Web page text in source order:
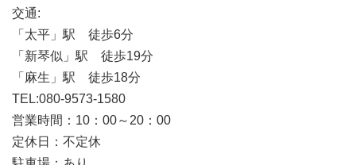
交通:
「太平」駅 徒歩6分
「新琴似」駅 徒歩19分
「麻生」駅 徒歩18分
TEL:080-9573-1580
営業時間：10：00～20：00
定休日：不定休